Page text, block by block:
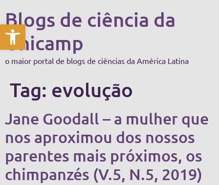
Abrir a barra de ferramentas
Blogs de ciência da
Unicamp
o maior portal de blogs de ciências da América Latina
Tag: evolução
Jane Goodall – a mulher que
nos aproximou dos nossos
parentes mais próximos, os
chimpanzés (V.5, N.5, 2019)